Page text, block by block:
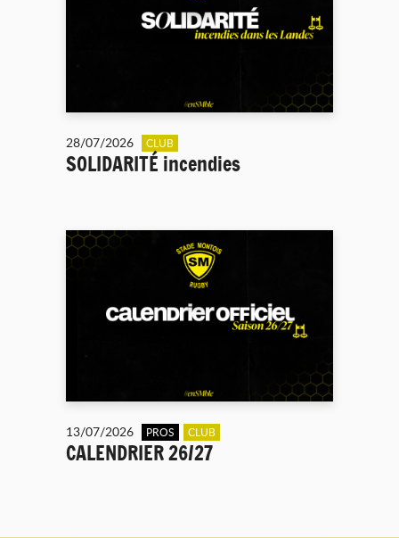
28/07/2026 CLUB
SOLIDARITÉ incendies
13/07/2026 PROS CLUB
CALENDRIER 26/27